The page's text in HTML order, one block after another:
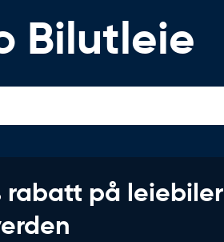
Bilutleie
rabatt på leiebiler